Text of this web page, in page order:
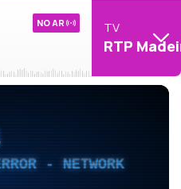
NO AR TV
RTP
- NETWORK